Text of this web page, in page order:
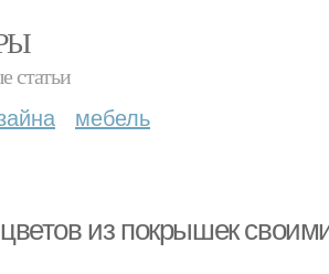
статьи
мебель
из покрышек